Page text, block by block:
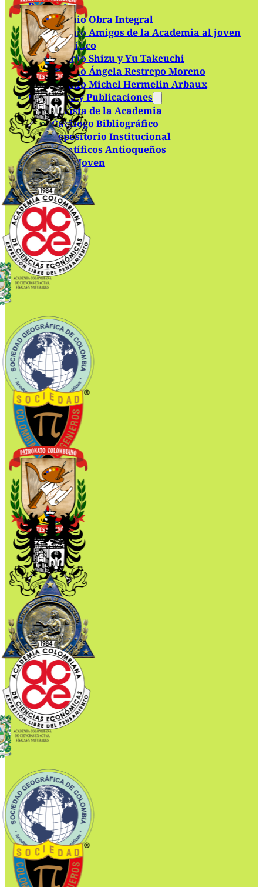
Premios
Premio Obra Integral
Premio Amigos de la Academia al joven
científico
Premio Shizu y Yu Takeuchi
Premio Ángela Restrepo Moreno
Premio Michel Hermelin Arbaux
Biblioteca y Publicaciones
Revista de la Academia
Catálogo Bibliográfico
Repositorio Institucional
Científicos Antioqueños
Academia Joven
Contacto